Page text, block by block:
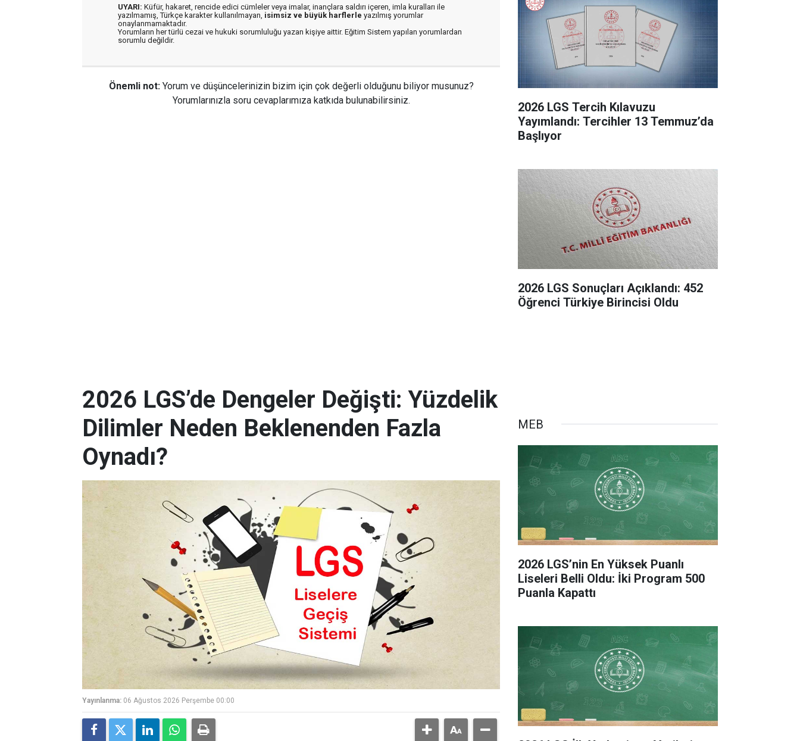
UYARI: Küfür, hakaret, rencide edici cümleler veya imalar, inançlara saldırı içeren, imla kuralları ile
yazılmamış, Türkçe karakter kullanılmayan, isimsiz ve büyük harflerle yazılmış yorumlar
onaylanmamaktadır.
Yorumların her türlü cezai ve hukuki sorumluluğu yazan kişiye aittir. Eğitim Sistem yapılan yorumlardan
sorumlu değildir.
Önemli not: Yorum ve düşüncelerinizin bizim için çok değerli olduğunu biliyor musunuz?
Yorumlarınızla soru cevaplarımıza katkıda bulunabilirsiniz.
2026 LGS Tercih Kılavuzu
Yayımlandı: Tercihler 13 Temmuz’da
Başlıyor
2026 LGS Sonuçları Açıklandı: 452
Öğrenci Türkiye Birincisi Oldu
2026 LGS’de Dengeler Değişti: Yüzdelik
Dilimler Neden Beklenenden Fazla
Oynadı?
Yayınlanma: 06 Ağustos 2026 Perşembe 00:00
MEB
2026 LGS’nin En Yüksek Puanlı
Liseleri Belli Oldu: İki Program 500
Puanla Kapattı